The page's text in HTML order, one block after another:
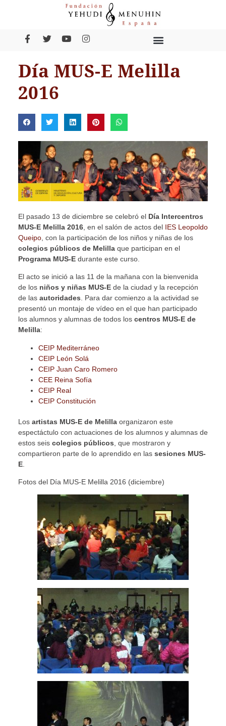
Día MUS-E Melilla
2016
El pasado 13 de diciembre se celebró el Día Intercentros
MUS-E Melilla 2016, en el salón de actos del IES Leopoldo
Queipo, con la participación de los niños y niñas de los
colegios públicos de Melillaque participan en el
Programa MUS-Edurante este curso.
El acto se inició a las 11 de la mañana con la bienvenida
de los niños y niñas MUS-Ede la ciudad y la recepción
de las autoridades . Para dar comienzo a la actividad se
presentó un montaje de vídeo en el que han participado
los alumnos y alumnas de todos los centros MUS-E de
Melilla:
CEIP Mediterráneo
CEIP León Solá
CEIP Juan Caro Romero
CEE Reina Sofía
CEIP Real
CEIP Constitución
Los artistas MUS-E de Melillaorganizaron este
espectáctulo con actuaciones de los alumnos y alumnas de
estos seis colegios públicos , que mostraron y
compartieron parte de lo aprendido en las sesiones MUS-
E.
Fotos del Día MUS-E Melilla 2016 (diciembre)